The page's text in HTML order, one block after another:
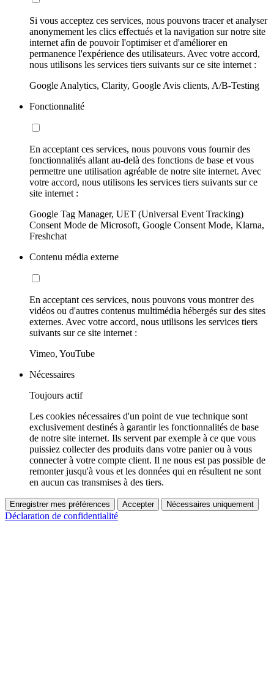
Si vous acceptez ces services, nous pouvons tracer et analyser
anonymement les clics effectués et la navigation sur notre site
internet afin de pouvoir l'optimiser et d'améliorer en
permanence l'expérience des utilisateurs. Avec votre accord,
nous utilisons les services tiers suivants sur ce site internet :
Google Analytics, Clarity, Google Avis clients, A/B-Testing
Fonctionnalité
En acceptant ces services, nous pouvons vous fournir des
fonctionnalités allant au-delà des fonctions de base et vous
permettre une utilisation agréable de notre site internet. Avec
votre accord, nous utilisons les services tiers suivants sur ce
site internet :
Google Tag Manager, UET (Universal Event Tracking)
Consent Mode de Microsoft, Google Consent Mode, Klarna,
Freshchat
Contenu média externe
En acceptant ces services, nous pouvons vous montrer des
vidéos ou d'autres contenus multimédia hébergés sur des sites
externes. Avec votre accord, nous utilisons les services tiers
suivants sur ce site internet :
Vimeo, YouTube
Nécessaires
Toujours actif
Les cookies nécessaires d'un point de vue technique sont
exclusivement destinés à garantir les fonctionnalités de base
de notre site internet. Ils servent par exemple à ce que vous
puissiez collecter des produits dans votre panier ou à vous
connecter à votre compte client. Il ne nous est pas possible de
remonter jusqu'à vous et les données qui en résultent ne sont
en aucun cas transmises à des tiers.
Enregistrer mes préférences Accepter Nécessaires uniquement
Déclaration de confidentialité